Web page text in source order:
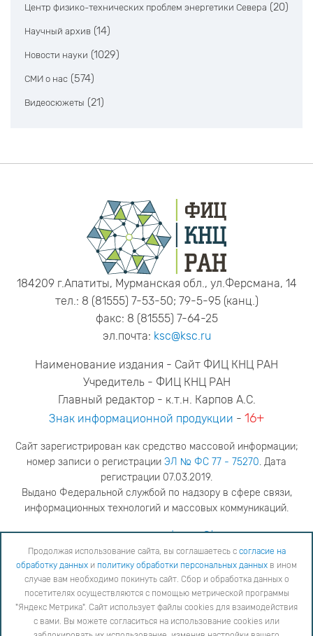
Центр физико-технических проблем энергетики Севера (20)
Научный архив (14)
Новости науки (1029)
СМИ о нас (574)
Видеосюжеты (21)
184209 г.Апатиты, Мурманская обл., ул.Ферсмана, 14
тел.: 8 (81555) 7-53-50; 79-5-95 (канц.)
факс: 8 (81555) 7-64-25
эл.почта: ksc@ksc.ru
Наименование издания - Сайт ФИЦ КНЦ РАН
Учредитель - ФИЦ КНЦ РАН
Главный редактор - к.т.н. Карпов А.С.
Знак информационной продукции - 16+
Сайт зарегистрирован как средство массовой информации;
номер записи о регистрации ЭЛ № ФС 77 - 75270. Дата
регистрации 07.03.2019.
Выдано Федеральной службой по надзору в сфере связи,
информационных технологий и массовых коммуникаций.
адрес редакцииya.stogova@ksc.ru
телефон редакции81555-79-516
Продолжая использование сайта, вы соглашаетесь с согласие на обработку данных
обработки персональных данных
в ином случае вам необходимо покинуть сайт. Сбор и обработка
данных о посетителях осуществляются с помощью метрической программы "Яндекс Метрика".
Сайт использует файлы cookies для взаимодействия с вами. Вы можете согласиться на
использование cookies или заблокировать их использование, изменив настройки вашего интернет-
Продолжая использование сайта, вы соглашаетесь с согласие на
обработку данных и политику обработки персональных данных в ином
случае вам необходимо покинуть сайт. Сбор и обработка данных о
посетителях осуществляются с помощью метрической программы
"Яндекс Метрика". Сайт использует файлы cookies для взаимодействия
с вами. Вы можете согласиться на использование cookies или